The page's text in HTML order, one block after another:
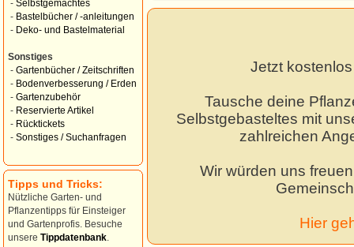
- Selbstgemachtes
- Bastelbücher / -anleitungen
- Deko- und Bastelmaterial
Sonstiges
- Gartenbücher / Zeitschriften
- Bodenverbesserung / Erden
- Gartenzubehör
- Reservierte Artikel
- Rücktickets
- Sonstiges / Suchanfragen
Tipps und Tricks:
Nützliche Garten- und
Pflanzentipps für Einsteiger
und Gartenprofis. Besuche
unsere Tippdatenbank
Jetzt
Tausche deine
Selbstgebasteltes mit
zahlreichen
Wir würden uns
Hier